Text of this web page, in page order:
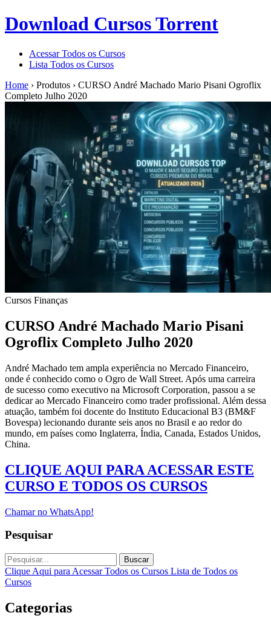
Download Cursos Torrent
Acessar Todos os Cursos
Lista Todos os Cursos
Home › Produtos › CURSO André Machado Mario Pisani Ogroflix
Completo Julho 2020
Cursos Finanças
CURSO André Machado Mario Pisani
Ogroflix Completo Julho 2020
André Machado tem ampla experiência no Mercado Financeiro,
onde é conhecido como o Ogro de Wall Street. Após uma carreira
de sucesso como executivo na Microsoft Corporation, passou a se
dedicar ao Mercado Financeiro como trader profissional. Além dessa
atuação, também foi docente do Instituto Educacional B3 (BM&F
Bovespa) lecionando durante seis anos no Brasil e ao redor do
mundo, em países como Inglaterra, Índia, Canada, Estados Unidos,
China.
CLIQUE AQUI PARA ACESSAR ESTE
CURSO E TODOS OS CURSOS
Chamar no WhatsApp!
Pesquisar
Buscar
Clique Aqui para Acessar Todos os Cursos Lista de Todos os
Cursos
Categorias